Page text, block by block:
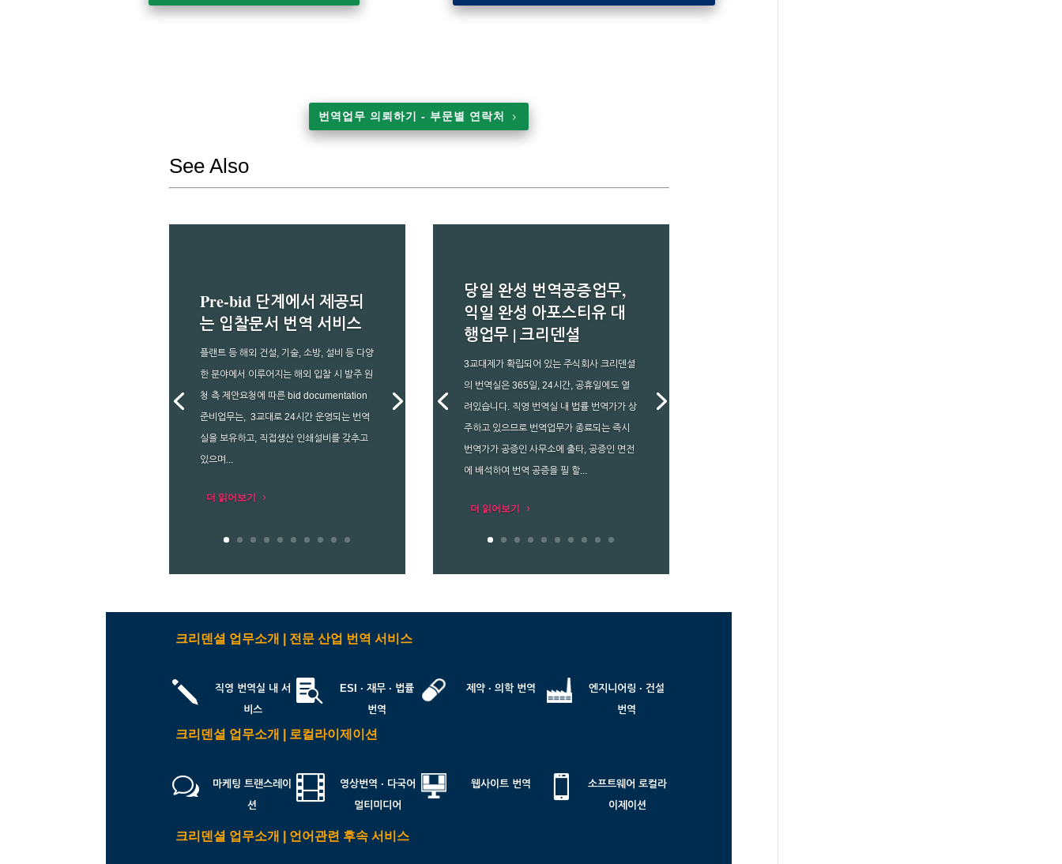
번역업무 의뢰하기 - 부문별 연락처
See Also
Pre-bid 단계에서 제공되
는 입찰문서 번역 서비스
플랜트 등 해외 건설, 기술, 소방, 설비 등 다양
한 분야에서 이루어지는 해외 입찰 시 발주 원
청 측 제안요청에 따른 bid documentation
준비업무는, 3교대로 24시간 운영되는 번역
실을 보유하고, 직접생산 인쇄설비를 갖추고
있으며...
더 읽어보기
당일 완성 번역공증업무,
익일 완성 아포스티유 대
행업무 | 크리덴셜
3교대제가 확립되어 있는 주식회사 크리덴셜
의 번역실은 365일, 24시간, 공휴일에도 열
려있습니다. 직영 번역실 내 법률 번역가가 상
주하고 있으므로 번역업무가 종료되는 즉시
번역가가 공증인 사무소에 출타, 공증인 면전
에 배석하여 번역 공증을 필 할...
더 읽어보기
크리덴셜 업무소개 | 전문 산업 번역 서비스
j
직영 번역실 내 서
비스

ESI · 재무 · 법률
번역
제약 · 의학 번역
엔지니어링 · 건설
번역
크리덴셜 업무소개 | 로컬라이제이션
w
마케팅 트랜스레이
션

영상번역 · 다국어
멀티미디어
웹사이트 번역 
소프트웨어 로컬라
이제이션
크리덴셜 업무소개 | 언어관련 후속 서비스